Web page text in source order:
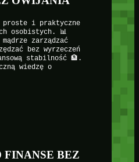
proste i praktyczne
osobistych. 📊
zarządzać
bez wyrzeczeń
stabilność 🏦.
wiedzę o
FINANSE BEZ